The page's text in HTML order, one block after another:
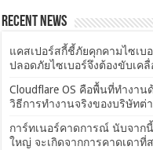
Recent News
แคสเปอร์สกี้ชี้ภัยคุกคามไซเบ
ปลอดภัยไซเบอร์จึงต้องขับเค
Cloudflare OS คือพื้นที่ทำงา
วิธีการทำงานจริงของบริษัทต่า
การ์ทเนอร์คาดการณ์ นับจาก
ใหญ่ จะเกิดจากการคาดเดาที่